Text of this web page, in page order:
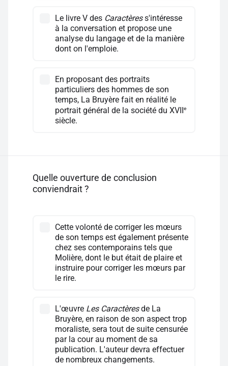
Le livre V des Caractèress'intéresse
à la conversation et propose une
analyse du langage et de la manière
dont on l'emploie.
En proposant des portraits
particuliers des hommes de son
temps, La Bruyère fait en réalité le
portrait général de la société du XVII
e
siècle.
Quelle ouverture de conclusion
conviendrait ?
Cette volonté de corriger les mœurs
de son temps est également présente
chez ses contemporains tels que
Molière, dont le but était de plaire et
instruire pour corriger les mœurs par
le rire.
L'œuvre Les Caractèresde La
Bruyère, en raison de son aspect trop
moraliste, sera tout de suite censurée
par la cour au moment de sa
publication. L'auteur devra effectuer
de nombreux changements.